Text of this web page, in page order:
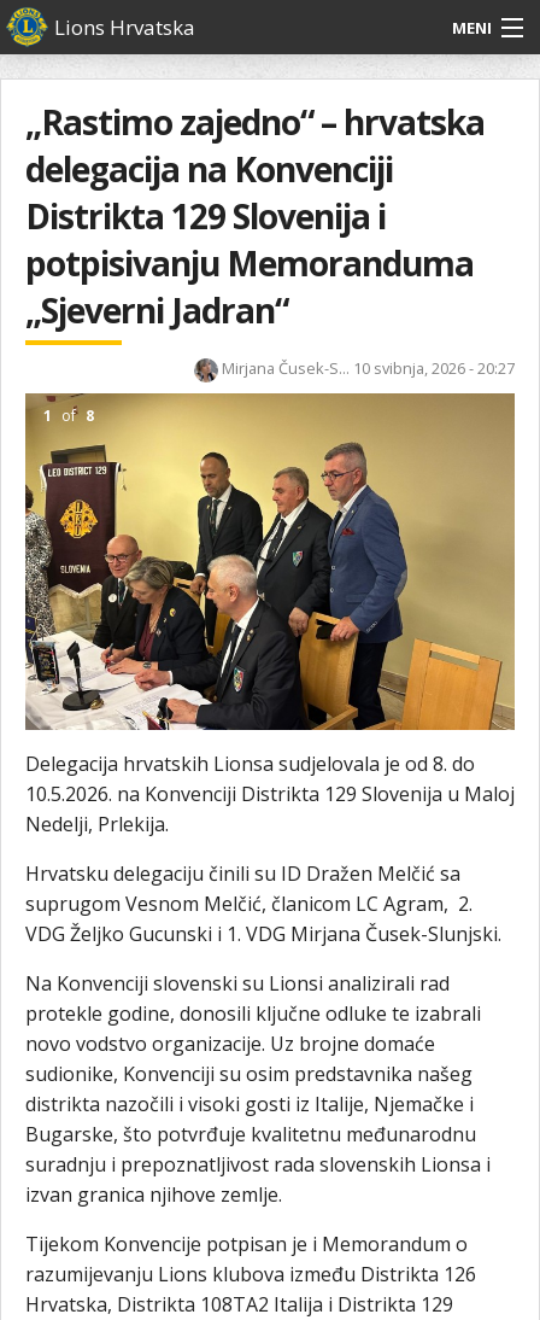
Skoči
na
glavni
Lions Hrvatska MENI
O nama
Lions Distrikt 126
Naši projekti
Glavni
izbornik
O
nama
Lions
Distrikt
126
Naši
projekti
Aktivnosti
„Rastimo zajedno“ – hrvatska
delegacija na Konvenciji
Distrikta 129 Slovenija i
potpisivanju Memoranduma
„Sjeverni Jadran“
Mirjana Čusek-S... 10 svibnja, 2026 - 20:27
1 of 8
Delegacija hrvatskih Lionsa sudjelovala je od 8. do
10.5.2026. na Konvenciji Distrikta 129 Slovenija u Maloj
Nedelji, Prlekija.
Hrvatsku delegaciju činili su ID Dražen Melčić sa
suprugom Vesnom Melčić, članicom LC Agram, 2.
VDG Željko Gucunski i 1. VDG Mirjana Čusek-Slunjski.
Na Konvenciji slovenski su Lionsi analizirali rad
protekle godine, donosili ključne odluke te izabrali
novo vodstvo organizacije. Uz brojne domaće
sudionike, Konvenciji su osim predstavnika našeg
distrikta nazočili i visoki gosti iz Italije, Njemačke i
Bugarske, što potvrđuje kvalitetnu međunarodnu
suradnju i prepoznatljivost rada slovenskih Lionsa i
izvan granica njihove zemlje.
Tijekom Konvencije potpisan je i Memorandum o
razumijevanju Lions klubova između Distrikta 126
Hrvatska, Distrikta 108TA2 Italija i Distrikta 129